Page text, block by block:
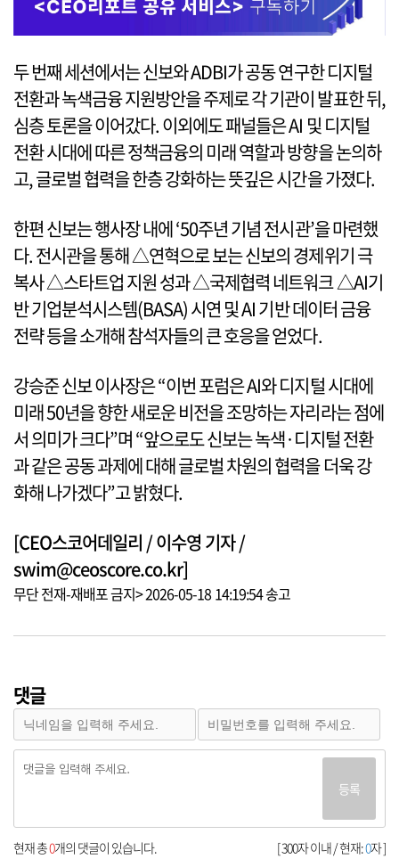
두 번째 세션에서는 신보와 ADBI가 공동 연구한 디지털
전환과 녹색금융 지원방안을 주제로 각 기관이 발표한 뒤,
심층 토론을 이어갔다. 이외에도 패널들은 AI 및 디지털
전환 시대에 따른 정책금융의 미래 역할과 방향을 논의하
고, 글로벌 협력을 한층 강화하는 뜻깊은 시간을 가졌다.
한편 신보는 행사장 내에 ‘50주년 기념 전시관’을 마련했
다. 전시관을 통해 △연혁으로 보는 신보의 경제위기 극
복사 △스타트업 지원 성과 △국제협력 네트워크 △AI기
반 기업분석시스템(BASA) 시연 및 AI 기반 데이터 금융
전략 등을 소개해 참석자들의 큰 호응을 얻었다.
강승준 신보 이사장은 “이번 포럼은 AI와 디지털 시대에
미래 50년을 향한 새로운 비전을 조망하는 자리라는 점에
서 의미가 크다”며 “앞으로도 신보는 녹색·디지털 전환
과 같은 공동 과제에 대해 글로벌 차원의 협력을 더욱 강
화해 나가겠다”고 밝혔다.
[CEO스코어데일리 / 이수영 기자 /
swim@ceoscore.co.kr]
무단 전재-재배포 금지> 2026-05-18 14:19:54 송고
댓글
등록
[ 300자 이내 / 현재:0자 ]
현재 총0개의 댓글이 있습니다.